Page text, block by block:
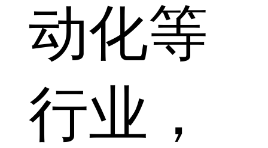
动化等
行业，